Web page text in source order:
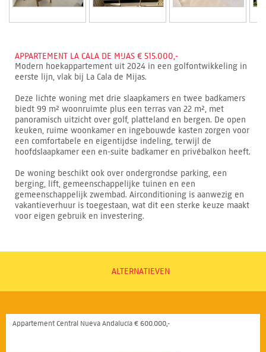
APPARTEMENT LA CALA DE MIJAS € 515.000,-
Modern hoekappartement uit 2024 in een golfontwikkeling in
eerste lijn, vlak bij La Cala de Mijas.
Deze lichte woning met drie slaapkamers en twee badkamers
biedt 99 m² woonruimte plus een terras van 22 m², met
panoramisch uitzicht over golf, platteland en bergen. De open
keuken, ruime woonkamer en ingebouwde kasten zorgen voor
een comfortabele en eigentijdse indeling, terwijl de
hoofdslaapkamer een en-suite badkamer en privébalkon heeft.
De woning beschikt ook over ondergrondse parking, een
berging, lift, gemeenschappelijke tuinen en een
gemeenschappelijk zwembad. Airconditioning is aanwezig en
vakantieverhuur is toegestaan, wat dit een sterke keuze maakt
voor eigen gebruik en investering.
ALTERNATIEVEN
Appartement Central Nueva Andalucía € 600.000,-